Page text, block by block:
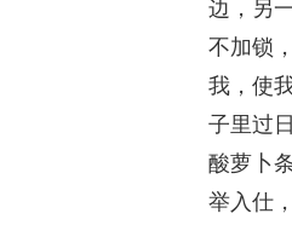
边，另
不加锁
我，使
子里过
酸萝卜
举入仕